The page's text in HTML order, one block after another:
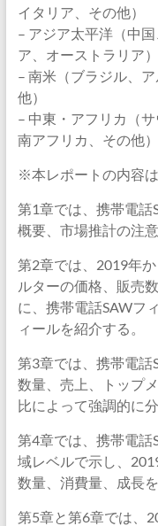
イタリア、その他）
– アジア太平洋（中
ア、オーストラリア）
– 南米（ブラジル、
他）
– 中東・アフリカ（
南アフリカ、その他）
※本レポートの内容
第1章では、携帯電話
概要、市場推計の注
第2章では、2019年
ルターの価格、販売
に、携帯電話SAWフ
ィールを紹介する。
第3章では、携帯電話
数量、売上、トップ
比によって強調的に分
第4章では、携帯電話
域レベルで示し、
数量、消費量、成長を
第5章と第6章では、